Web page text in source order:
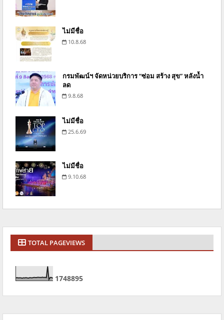
ไม่มีชื่อ
10.8.68
กรมพัฒน์ฯ จัดหน่วยบริการ “ซ่อม สร้าง สุข” หลังน้ำ
ลด
9.8.68
ไม่มีชื่อ
25.6.69
ไม่มีชื่อ
9.10.68
TOTAL PAGEVIEWS
1748895